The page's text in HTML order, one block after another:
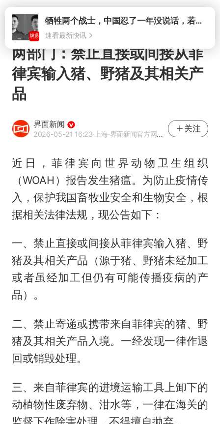
打开牺牲两个战士，中国忍了一年没说话，若菲律宾死了人，他会开战吗
速看最新快讯
两部门：禁止直接或间接从菲
律宾输入猪、野猪及其相关产
品
界面新闻
2026-05-21 16:23·上海·界面新闻官方网易号
关注
近日，菲律宾向世界动物卫生组织
（WOAH）报告发生猪瘟。为防止疫情传
入，保护我国畜牧业安全和生物安全，根
据相关法律法规，现公告如下：
一、禁止直接或间接从菲律宾输入猪、野
猪及其相关产品（源于猪、野猪未经加工
或者虽经加工但仍有可能传播疫病的产
品）。
二、禁止寄递或携带来自菲律宾的猪、野
猪及其相关产品入境。一经发现一律作退
回或销毁处理。
三、来自菲律宾的进境运输工具上卸下的
动植物性废弃物、泔水等，一律在海关的